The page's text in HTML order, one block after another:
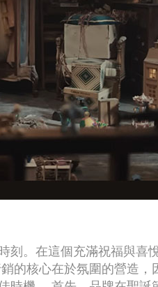
刻。在這個充滿祝福與喜
的核心在於氛圍的營造，